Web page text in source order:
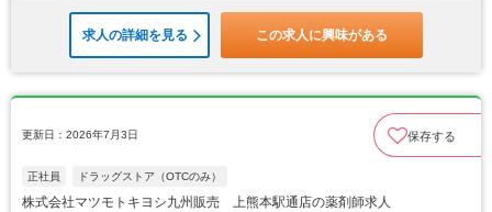
求人の詳細を見る この求人に興味がある
更新日：2026年7月3日 保存する
正社員 ドラッグストア（OTCのみ）
株式会社マツモトキヨシ九州販売 上熊本駅通店の薬剤師求人